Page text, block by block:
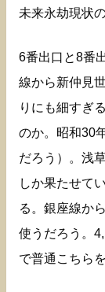
未来永劫現状
6番出口と8番
線から新仲見
りにも細すぎ
のか。昭和30
だろう）。浅
しか果たせて
る。銀座線か
使うだろう。
で普通こちら